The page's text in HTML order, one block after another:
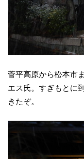
菅平高原から松本市
エス氏。すぎもとに
きたぞ。